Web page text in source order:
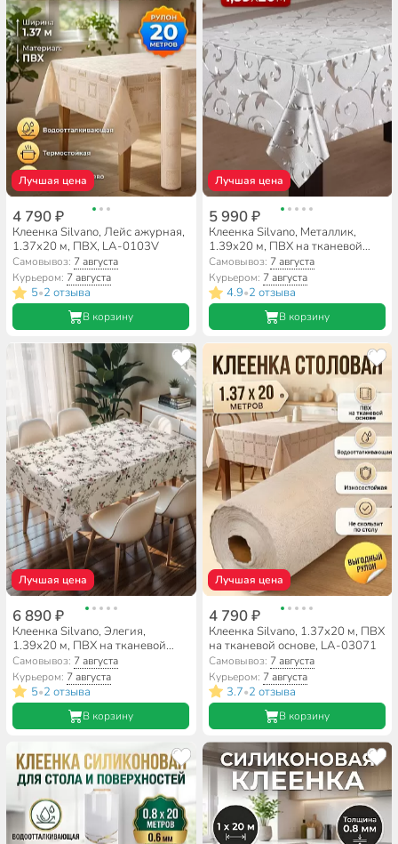
Лучшая цена
4 790 ₽
Клеенка Silvano, Лейс ажурная,
1.37х20 м, ПВХ, LA-0103V
Самовывоз: 7 августа
Курьером: 7 августа
5•2 отзыва
В корзину
Лучшая цена
5 990 ₽
Клеенка Silvano, Металлик,
1.39х20 м, ПВХ на тканевой
основе, серебро, PW297-001
Самовывоз: 7 августа
Курьером: 7 августа
4.9•2 отзыва
В корзину
Лучшая цена
6 890 ₽
Клеенка Silvano, Элегия,
1.39х20 м, ПВХ на тканевой
основе, PW195-R1702-1
Самовывоз: 7 августа
Курьером: 7 августа
5•2 отзыва
В корзину
Лучшая цена
4 790 ₽
Клеенка Silvano, 1.37х20 м, ПВХ
на тканевой основе, LA-03071
Самовывоз: 7 августа
Курьером: 7 августа
3.7•2 отзыва
В корзину